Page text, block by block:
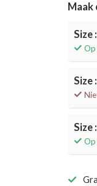
Maak
Size
Size
Size